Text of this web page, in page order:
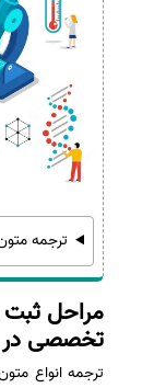
ترجمه
مراحل
تخصصی در
ترجمه انواع